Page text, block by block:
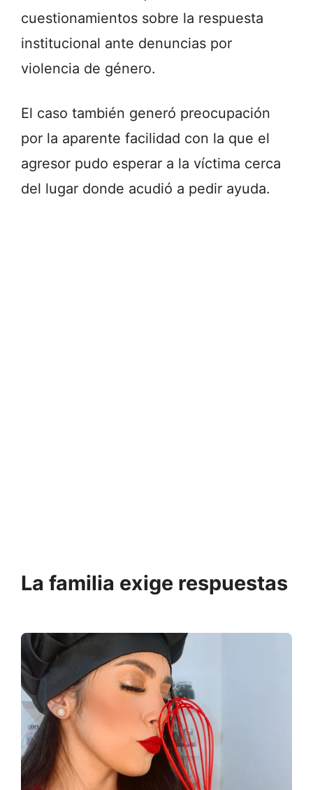
cuestionamientos sobre la respuesta
institucional ante denuncias por
violencia de género.
El caso también generó preocupación
por la aparente facilidad con la que el
agresor pudo esperar a la víctima cerca
del lugar donde acudió a pedir ayuda.
La familia exige respuestas